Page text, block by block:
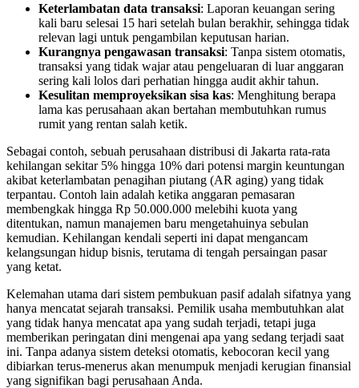
Keterlambatan data transaksi: Laporan keuangan sering
kali baru selesai 15 hari setelah bulan berakhir, sehingga tidak
relevan lagi untuk pengambilan keputusan harian.
Kurangnya pengawasan transaksi: Tanpa sistem otomatis,
transaksi yang tidak wajar atau pengeluaran di luar anggaran
sering kali lolos dari perhatian hingga audit akhir tahun.
Kesulitan memproyeksikan sisa kas: Menghitung berapa
lama kas perusahaan akan bertahan membutuhkan rumus
rumit yang rentan salah ketik.
Sebagai contoh, sebuah perusahaan distribusi di Jakarta rata-rata
kehilangan sekitar 5% hingga 10% dari potensi margin keuntungan
akibat keterlambatan penagihan piutang (AR aging) yang tidak
terpantau. Contoh lain adalah ketika anggaran pemasaran
membengkak hingga Rp 50.000.000 melebihi kuota yang
ditentukan, namun manajemen baru mengetahuinya sebulan
kemudian. Kehilangan kendali seperti ini dapat mengancam
kelangsungan hidup bisnis, terutama di tengah persaingan pasar
yang ketat.
Kelemahan utama dari sistem pembukuan pasif adalah sifatnya yang
hanya mencatat sejarah transaksi. Pemilik usaha membutuhkan alat
yang tidak hanya mencatat apa yang sudah terjadi, tetapi juga
memberikan peringatan dini mengenai apa yang sedang terjadi saat
ini. Tanpa adanya sistem deteksi otomatis, kebocoran kecil yang
dibiarkan terus-menerus akan menumpuk menjadi kerugian finansial
yang signifikan bagi perusahaan Anda.